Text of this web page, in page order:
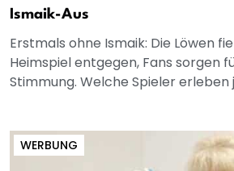
Ismaik-Aus
Erstmals ohne Ismaik: Die Löwen
Heimspiel entgegen, Fans sorgen
Stimmung. Welche Spieler erleben
WERBUNG